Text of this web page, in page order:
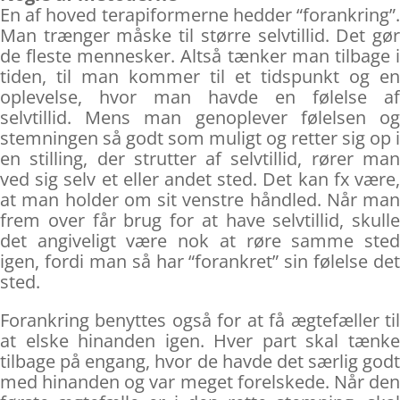
En af hoved terapiformerne hedder “forankring”.
Man trænger måske til større selvtillid. Det gør
de fleste mennesker. Altså tænker man tilbage i
tiden, til man kommer til et tidspunkt og en
oplevelse, hvor man havde en følelse af
selvtillid. Mens man genoplever følelsen og
stemningen så godt som muligt og retter sig op i
en stilling, der strutter af selvtillid, rører man
ved sig selv et eller andet sted. Det kan fx være,
at man holder om sit venstre håndled. Når man
frem over får brug for at have selvtillid, skulle
det angiveligt være nok at røre samme sted
igen, fordi man så har “forankret” sin følelse det
sted.
Forankring benyttes også for at få ægtefæller til
at elske hinanden igen. Hver part skal tænke
tilbage på engang, hvor de havde det særlig godt
med hinanden og var meget forelskede. Når den